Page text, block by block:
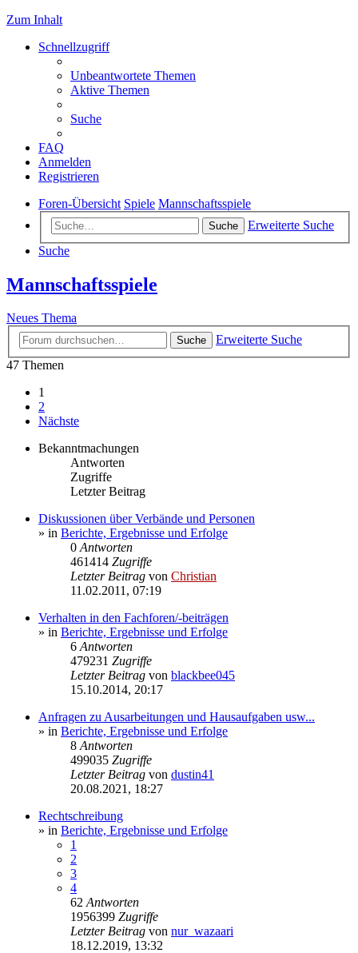
Zum Inhalt
Schnellzugriff
Unbeantwortete Themen
Aktive Themen
Suche
FAQ
Anmelden
Registrieren
Foren-Übersicht Spiele Mannschaftsspiele
Suche
Erweiterte Suche
Suche
Mannschaftsspiele
Neues Thema
Suche
Erweiterte Suche
47 Themen
1
2
Nächste
Bekanntmachungen
Antworten
Zugriffe
Letzter Beitrag
Diskussionen über Verbände und Personen
» in Berichte, Ergebnisse und Erfolge
0 Antworten
461414 Zugriffe
Letzter Beitrag von Christian
11.02.2011, 07:19
Verhalten in den Fachforen/-beiträgen
» in Berichte, Ergebnisse und Erfolge
6 Antworten
479231 Zugriffe
Letzter Beitrag von blackbee045
15.10.2014, 20:17
Anfragen zu Ausarbeitungen und Hausaufgaben usw...
» in Berichte, Ergebnisse und Erfolge
8 Antworten
499035 Zugriffe
Letzter Beitrag von dustin41
20.08.2021, 18:27
Rechtschreibung
» in Berichte, Ergebnisse und Erfolge
1
2
3
4
62 Antworten
1956399 Zugriffe
Letzter Beitrag von nur_wazaari
18.12.2019, 13:32